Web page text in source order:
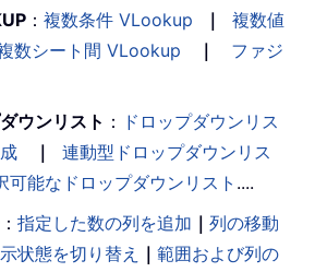
： 複数条件 VLookup ｜
複数値
数シート間 VLookup ｜
ファジ
ウンリスト ： ドロップダウンリス
｜
連動型ドロップダウンリス
可能なドロップダウンリスト ....
： 指定した数の列を追加 ｜ 列の移動
状態を切り替え ｜ 範囲および列の